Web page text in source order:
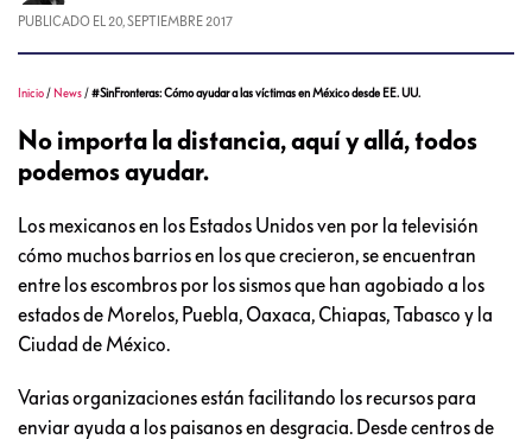
PUBLICADO EL 20, SEPTIEMBRE 2017
Inicio / News /#SinFronteras: Cómo ayudar a las víctimas en México desde EE. UU.
No importa la distancia, aquí y allá, todos
podemos ayudar.
Los mexicanos en los Estados Unidos ven por la televisión
cómo muchos barrios en los que crecieron, se encuentran
entre los escombros por los sismos que han agobiado a los
estados de Morelos, Puebla, Oaxaca, Chiapas, Tabasco y la
Ciudad de México.
Varias organizaciones están facilitando los recursos para
enviar ayuda a los paisanos en desgracia. Desde centros de